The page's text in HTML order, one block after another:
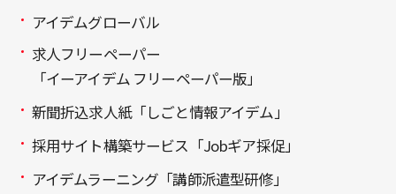
アイデムグローバル
求人フリーペーパー
「イーアイデム フリーペーパー版」
新聞折込求人紙「しごと情報アイデム」
採用サイト構築サービス「Jobギア採促」
アイデムラーニング「講師派遣型研修」